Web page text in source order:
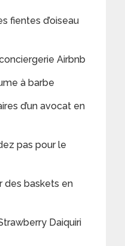
fientes d’oiseau
Airbnb
à barbe
d’un avocat en
pas pour le
des baskets en
Daiquiri